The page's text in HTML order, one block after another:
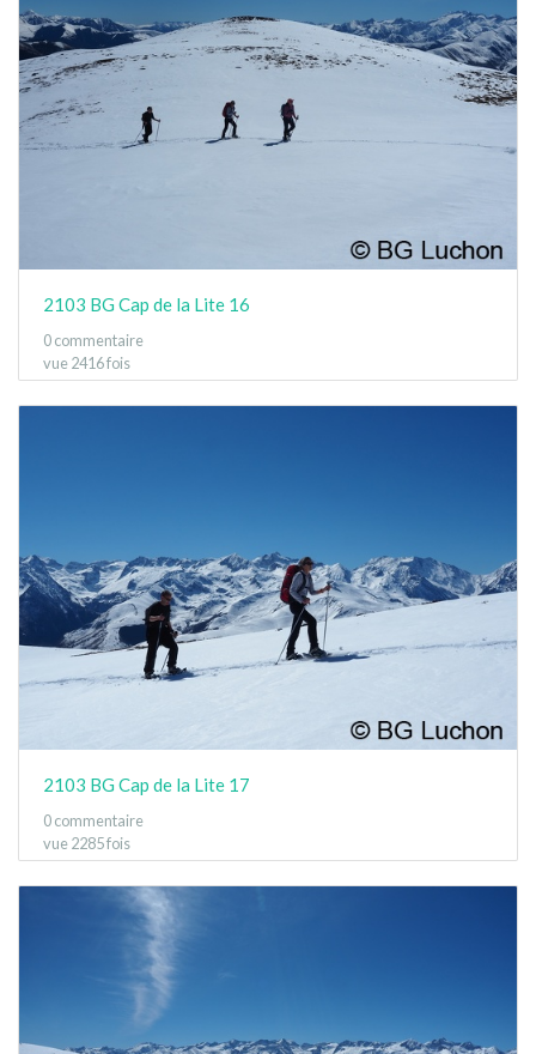
2103 BG Cap de la Lite 16
0 commentaire
vue 2416 fois
2103 BG Cap de la Lite 17
0 commentaire
vue 2285 fois